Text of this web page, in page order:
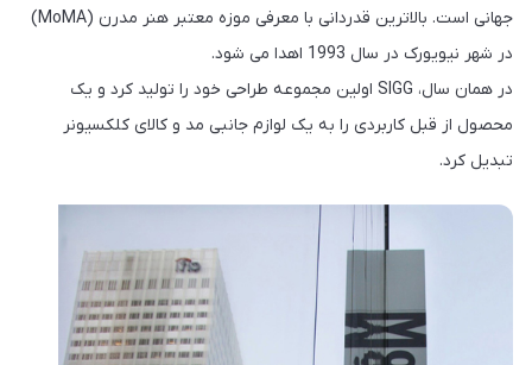
جهانی است. بالاترین قدردانی با معرفی موزه معتبر هنر مدرن (MoMA)
در شهر نیویورک در سال 1993 اهدا می شود.
در همان سال، SIGG اولین مجموعه طراحی خود را تولید کرد و یک
محصول از قبل کاربردی را به یک لوازم جانبی مد و کالای کلکسیونر
تبدیل کرد.